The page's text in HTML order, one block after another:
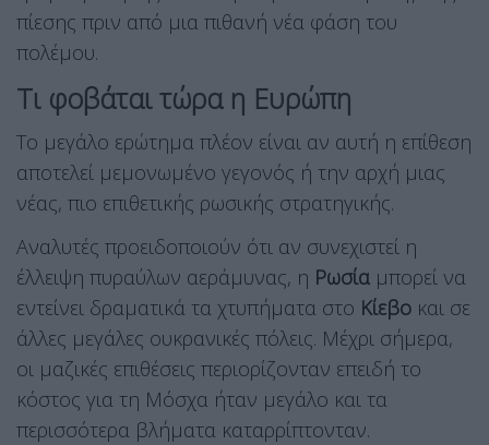
πίεσης πριν από μια πιθανή νέα φάση του
πολέμου.
Τι φοβάται τώρα η Ευρώπη
Το μεγάλο ερώτημα πλέον είναι αν αυτή η επίθεση
αποτελεί μεμονωμένο γεγονός ή την αρχή μιας
νέας, πιο επιθετικής ρωσικής στρατηγικής.
Αναλυτές προειδοποιούν ότι αν συνεχιστεί η
έλλειψη πυραύλων αεράμυνας, η Ρωσία μπορεί να
εντείνει δραματικά τα χτυπήματα στο Κίεβο και σε
άλλες μεγάλες ουκρανικές πόλεις. Μέχρι σήμερα,
οι μαζικές επιθέσεις περιορίζονταν επειδή το
κόστος για τη Μόσχα ήταν μεγάλο και τα
περισσότερα βλήματα καταρρίπτονταν.